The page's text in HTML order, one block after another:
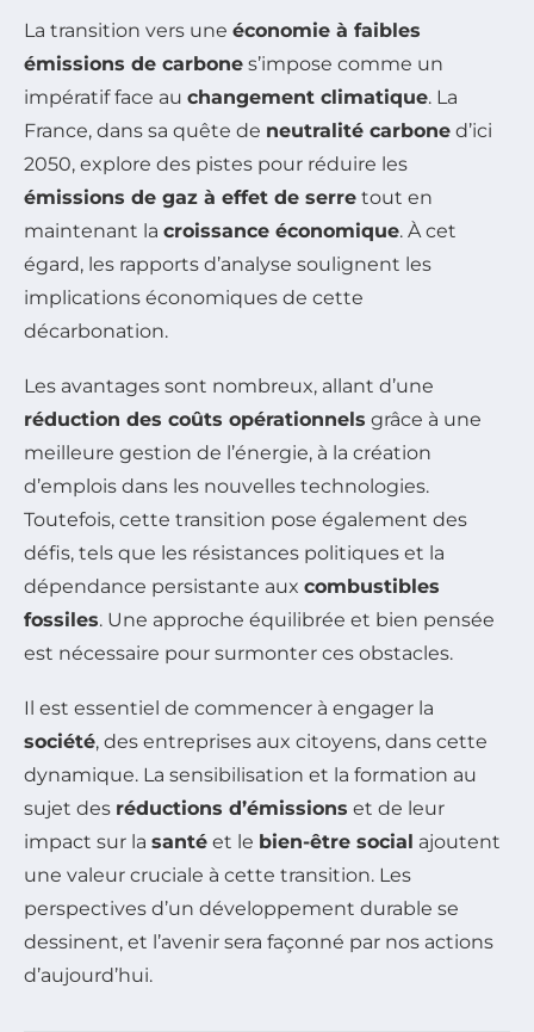
La transition vers une économie à faibles
émissions de carbone s’impose comme un
impératif face au changement climatique. La
France, dans sa quête de neutralité carbone d’ici
2050, explore des pistes pour réduire les
émissions de gaz à effet de serre tout en
maintenant la croissance économique. À cet
égard, les rapports d’analyse soulignent les
implications économiques de cette
décarbonation.
Les avantages sont nombreux, allant d’une
réduction des coûts opérationnels grâce à une
meilleure gestion de l’énergie, à la création
d’emplois dans les nouvelles technologies.
Toutefois, cette transition pose également des
défis, tels que les résistances politiques et la
dépendance persistante aux combustibles
fossiles. Une approche équilibrée et bien pensée
est nécessaire pour surmonter ces obstacles.
Il est essentiel de commencer à engager la
société, des entreprises aux citoyens, dans cette
dynamique. La sensibilisation et la formation au
sujet des réductions d’émissions et de leur
impact sur la santé et le bien-être social ajoutent
une valeur cruciale à cette transition. Les
perspectives d’un développement durable se
dessinent, et l’avenir sera façonné par nos actions
d’aujourd’hui.